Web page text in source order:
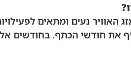
נעים ומתאים
את חודשי הכתף. בחודשים